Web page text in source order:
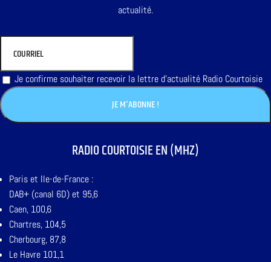
actualité.
Je confirme souhaiter recevoir la lettre d'actualité Radio Courtoisie
RADIO COURTOISIE EN (MHZ)
Paris et Ile-de-France :
DAB+ (canal 6D) et 95,6
Caen, 100,6
Chartres, 104,5
Cherbourg, 87,8
Le Havre 101,1